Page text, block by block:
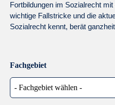
Fortbildungen im Sozialrecht
wichtige Fallstricke und die
Sozialrecht kennt, berät
Fachgebiet